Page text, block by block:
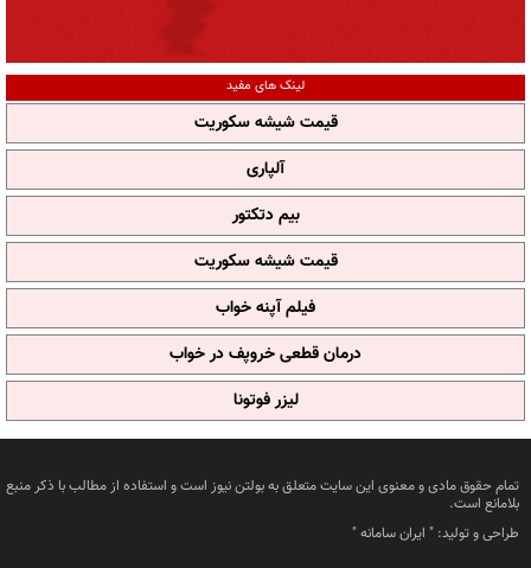
لینک های مفید
قیمت شیشه سکوریت
آلپاری
بیم دتکتور
قیمت شیشه سکوریت
فیلم آپنه خواب
درمان قطعی خروپف در خواب
لیزر فوتونا
تمام حقوق مادی و معنوی این سایت متعلق به بولتن نیوز است و استفاده از مطالب با ذکر منبع
بلامانع است.
طراحی و تولید: " ایران سامانه"